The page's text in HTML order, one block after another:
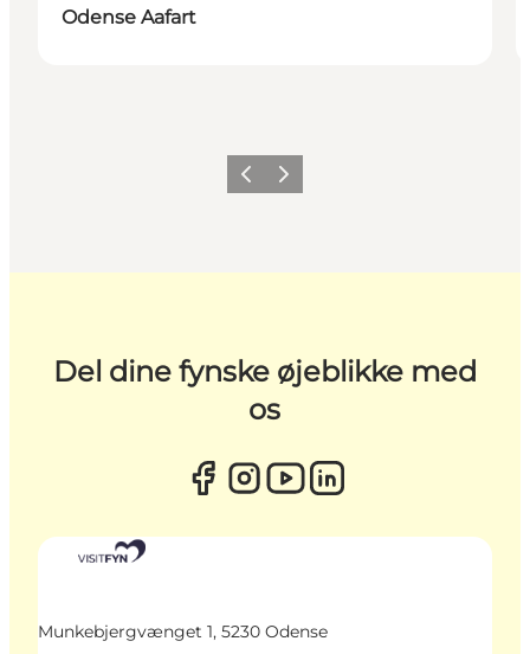
Odense Aafart
ForrigeNæste
Del dine fynske øjeblikke med
os
Munkebjergvænget 1, 5230 Odense